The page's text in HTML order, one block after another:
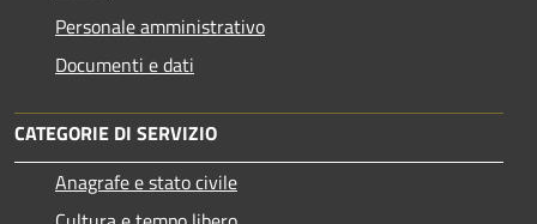
Personale amministrativo
Documenti e dati
CATEGORIE DI SERVIZIO
Anagrafe e stato civile